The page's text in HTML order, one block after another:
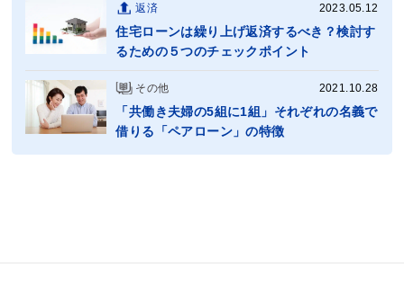
返済 2023.05.12
住宅ローンは繰り上げ返済するべき？検討す
るための５つのチェックポイント
その他 2021.10.28
「共働き夫婦の5組に1組」それぞれの名義で
借りる「ペアローン」の特徴